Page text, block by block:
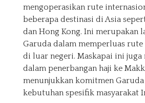
mengoperasikan rute
beberapa destinasi di Asia
dan Hong Kong. Ini merupakan
Garuda dalam memperluas rute
di luar negeri. Maskapai ini
dalam penerbangan haji ke
menunjukkan komitmen
kebutuhan spesifik masyarakat